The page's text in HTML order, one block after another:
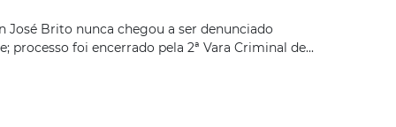
José Brito nunca chegou a ser denunciado
processo foi encerrado pela 2ª Vara Criminal de...